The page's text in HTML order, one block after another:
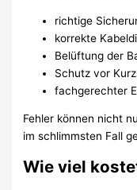
richtige
korrekte
Belüftung der
Schutz vor
fachgerechter
Fehler können nicht
im schlimmsten Fall
Wie viel